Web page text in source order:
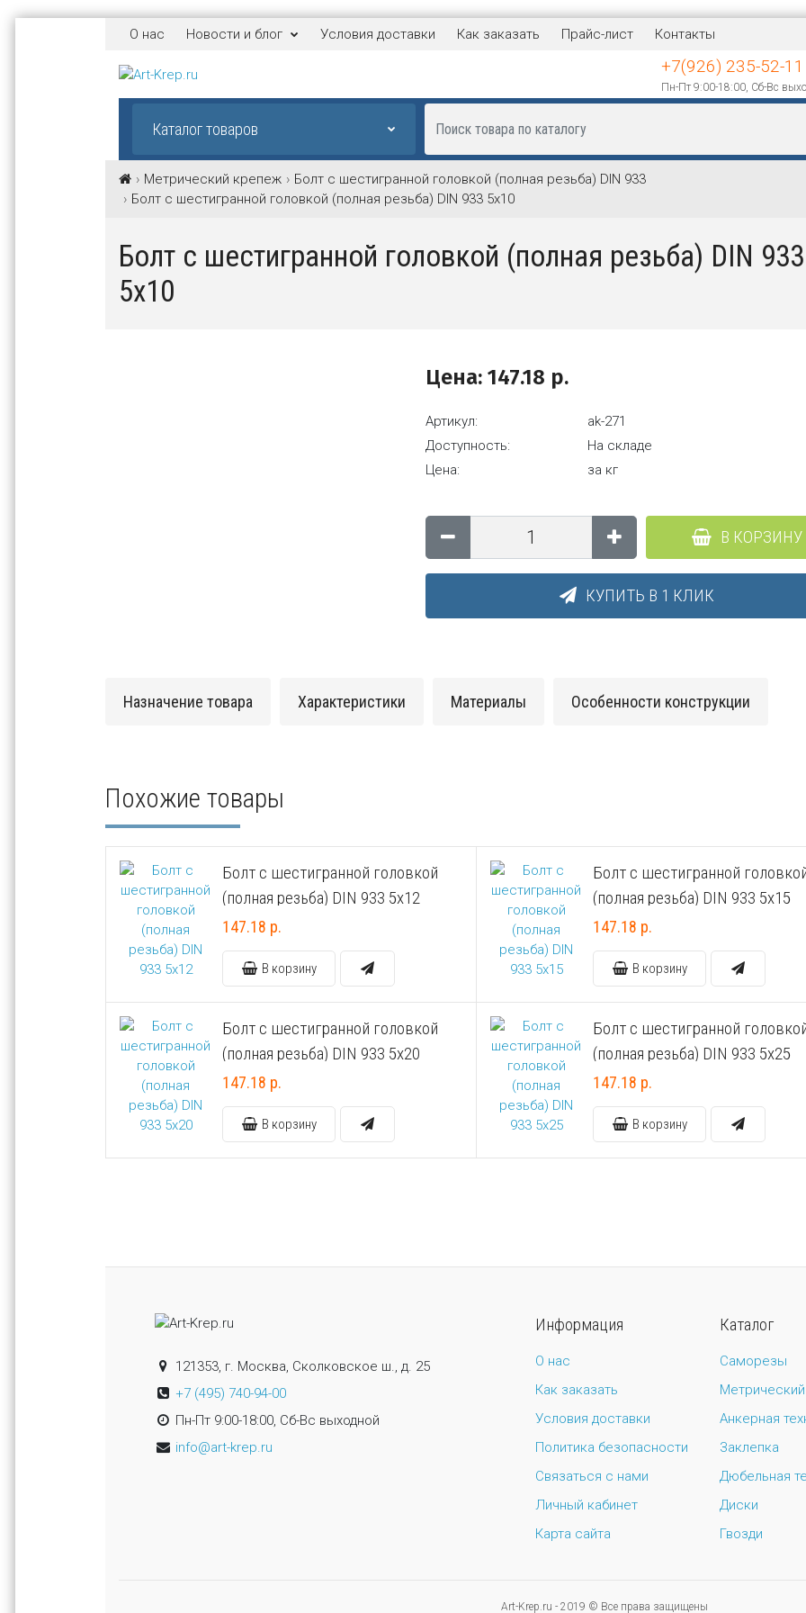
О нас Новости и блог Условия доставки Как заказать Прайс-лист Контакты
+7(926) 235-52-11
Пн-Пт 9:00-18:00, Сб-Вс
Каталог товаров
Метрический крепеж
Болт с шестигранной головкой (полная резьба) DIN 933
Болт с шестигранной головкой (полная резьба) DIN 933 5х10
Болт с шестигранной головкой (полная резьба) DIN 933
5х10
Цена:147.18 р.
Артикул:
ak-271
Доступность:
На складе
Цена:
за кг
В КОРЗИНУ
КУПИТЬ В 1 КЛИК
Назначение товара Характеристики Материалы Особенности конструкции
Похожие товары
Болт с шестигранной головкой
(полная резьба) DIN 933 5х12
147.18 р.
В корзину
Болт с шестигранной
(полная резьба) DIN 933 5х15
147.18 р.
В корзину
Болт с шестигранной головкой
(полная резьба) DIN 933 5х20
147.18 р.
В корзину
Болт с шестигранной
(полная резьба) DIN 933 5х25
147.18 р.
В корзину
121353, г. Москва, Сколковское ш., д. 25
+7 (495) 740-94-00
Пн-Пт 9:00-18:00, Сб-Вс выходной
info@art-krep.ru
Информация
О нас
Как заказать
Условия доставки
Политика безопасности
Связаться с нами
Личный кабинет
Карта сайта
Каталог
Саморезы
Анкерная
Заклепка
Дюбельная
Диски
Гвозди
Art-Krep.ru - 2019 © Все права защищены